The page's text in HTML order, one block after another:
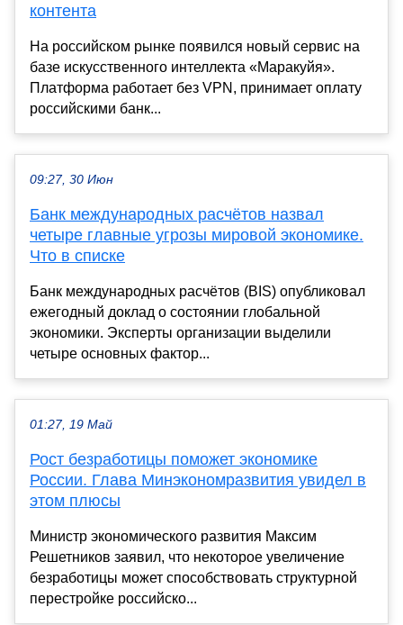
контента
На российском рынке появился новый сервис на
базе искусственного интеллекта «Маракуйя».
Платформа работает без VPN, принимает оплату
российскими банк...
09:27, 30 Июн
Банк международных расчётов назвал
четыре главные угрозы мировой экономике.
Что в списке
Банк международных расчётов (BIS) опубликовал
ежегодный доклад о состоянии глобальной
экономики. Эксперты организации выделили
четыре основных фактор...
01:27, 19 Май
Рост безработицы поможет экономике
России. Глава Минэкономразвития увидел в
этом плюсы
Министр экономического развития Максим
Решетников заявил, что некоторое увеличение
безработицы может способствовать структурной
перестройке российско...